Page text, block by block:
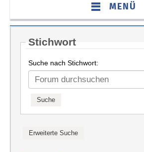
MENÜ
Stichwort
Suche nach Stichwort: